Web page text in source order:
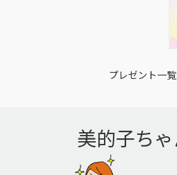
プレゼント一
美的子ち